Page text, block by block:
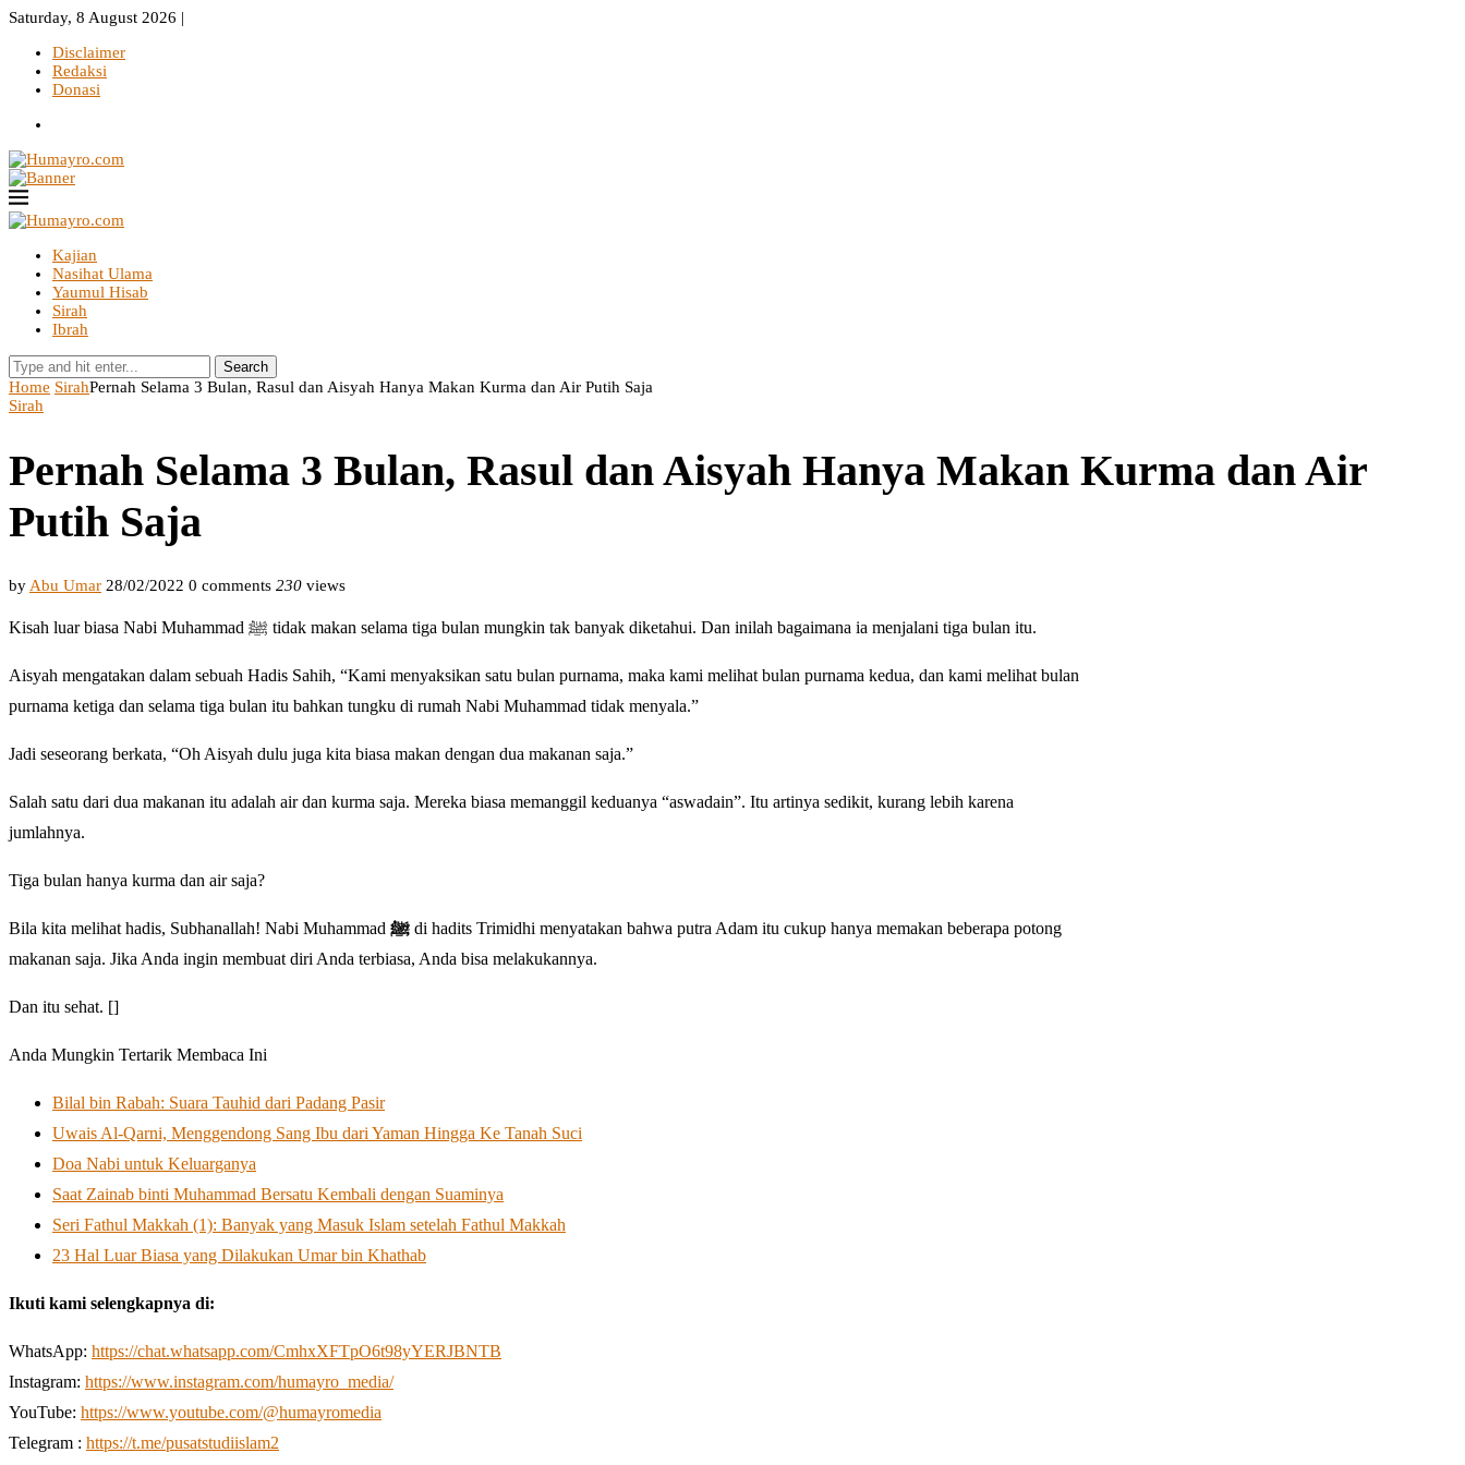
Saturday, 8 August 2026 |
Disclaimer
Redaksi
Donasi
Kajian
Nasihat Ulama
Yaumul Hisab
Sirah
Ibrah
Search
Home SirahPernah Selama 3 Bulan, Rasul dan Aisyah Hanya Makan Kurma dan Air Putih Saja
Sirah
Pernah Selama 3 Bulan, Rasul dan Aisyah Hanya Makan Kurma dan Air
Putih Saja
by Abu Umar 28/02/2022 0 comments 230 views
Kisah luar biasa Nabi Muhammad ﷺ tidak makan selama tiga bulan mungkin tak banyak diketahui. Dan inilah bagaimana ia menjalani tiga bulan itu.
Aisyah mengatakan dalam sebuah Hadis Sahih, “Kami menyaksikan satu bulan purnama, maka kami melihat bulan purnama kedua, dan kami melihat bulan
purnama ketiga dan selama tiga bulan itu bahkan tungku di rumah Nabi Muhammad tidak menyala.”
Jadi seseorang berkata, “Oh Aisyah dulu juga kita biasa makan dengan dua makanan saja.”
Salah satu dari dua makanan itu adalah air dan kurma saja. Mereka biasa memanggil keduanya “aswadain”. Itu artinya sedikit, kurang lebih karena
jumlahnya.
Tiga bulan hanya kurma dan air saja?
Bila kita melihat hadis, Subhanallah! Nabi Muhammad
di hadits Trimidhi menyatakan bahwa putra Adam itu cukup hanya memakan beberapa potong
makanan saja. Jika Anda ingin membuat diri Anda terbiasa, Anda bisa melakukannya.
Dan itu sehat. []
Anda Mungkin Tertarik Membaca Ini
Bilal bin Rabah: Suara Tauhid dari Padang Pasir
Uwais Al-Qarni, Menggendong Sang Ibu dari Yaman Hingga Ke Tanah Suci
Doa Nabi untuk Keluarganya
Saat Zainab binti Muhammad Bersatu Kembali dengan Suaminya
Seri Fathul Makkah (1): Banyak yang Masuk Islam setelah Fathul Makkah
23 Hal Luar Biasa yang Dilakukan Umar bin Khathab
Ikuti kami selengkapnya di:
WhatsApp: https://chat.whatsapp.com/CmhxXFTpO6t98yYERJBNTB
Instagram: https://www.instagram.com/humayro_media/
YouTube: https://www.youtube.com/@humayromedia
Telegram : https://t.me/pusatstudiislam2